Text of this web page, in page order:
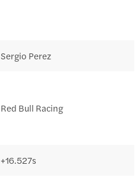
Sergio Perez
Red Bull Racing
+16.527s